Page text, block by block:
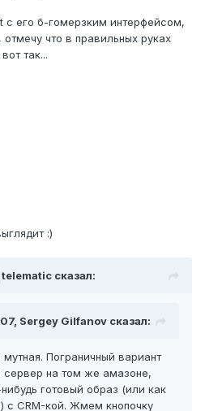
с его б-гомерзким интерфейсом,
что в правильных руках
так...
:)
telematic сказал:
Sergey Gilfanov сказал:
Пограничный вариант
сервер на том же амазоне,
готовый образ (или как
с CRM-кой. Жмем кнопочку